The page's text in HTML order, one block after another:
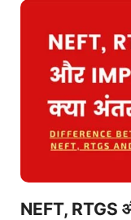
NEFT, RTGS